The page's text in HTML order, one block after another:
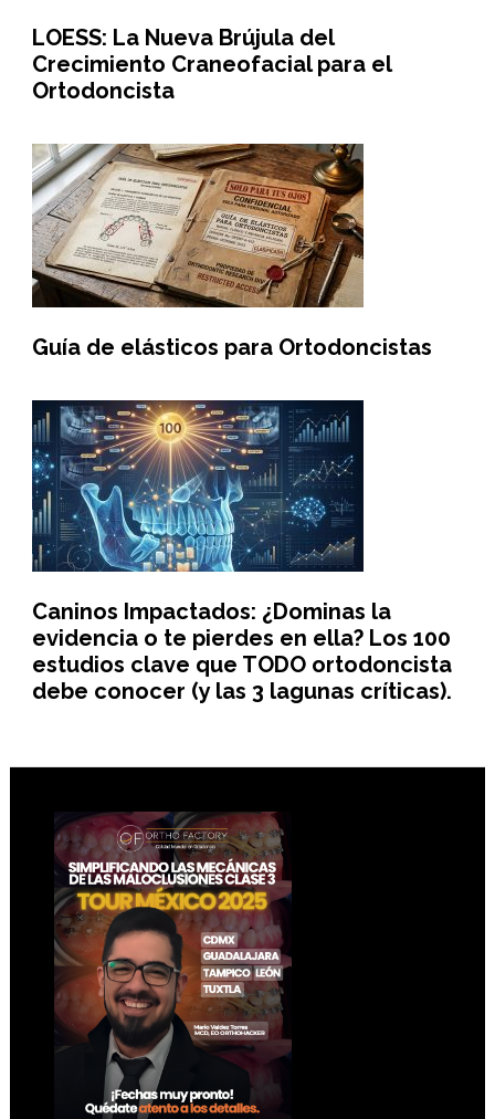
LOESS: La Nueva Brújula del
Crecimiento Craneofacial para el
Ortodoncista
Guía de elásticos para Ortodoncistas
Caninos Impactados: ¿Dominas la
evidencia o te pierdes en ella? Los 100
estudios clave que TODO ortodoncista
debe conocer (y las 3 lagunas críticas).
Footer